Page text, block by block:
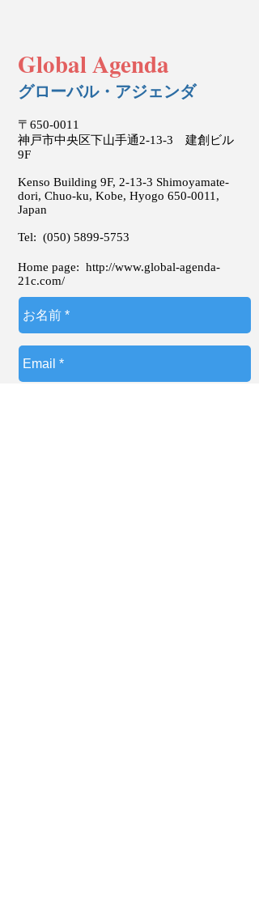
Global Agenda
グローバル・アジェンダ
〒650-0011
神戸市中央区下山手通2-13-3 建創ビル
9F
Kenso Building 9F, 2-13-3 Shimoyamate-
dori, Chuo-ku, Kobe, Hyogo 650-0011 ,
Japan
Tel: (050) 5899-5753
Home page: http://www.global-agenda-
21c.com/